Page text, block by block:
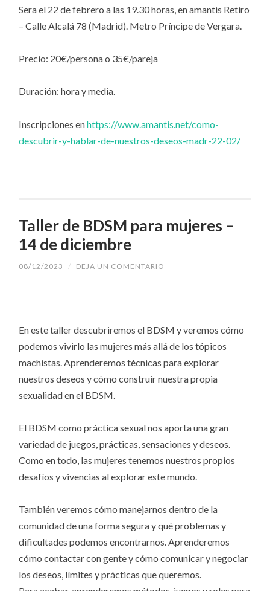
Sera el 22 de febrero a las 19.30 horas, en amantis Retiro
– Calle Alcalá 78 (Madrid). Metro Príncipe de Vergara.
Precio: 20€/persona o 35€/pareja
Duración: hora y media.
Inscripciones enhttps://www.amantis.net/como-
descubrir-y-hablar-de-nuestros-deseos-madr-22-02/
Taller de BDSM para mujeres –
14 de diciembre
08/12/2023 / DEJA UN COMENTARIO
En este taller descubriremos el BDSM y veremos cómo
podemos vivirlo las mujeres más allá de los tópicos
machistas. Aprenderemos técnicas para explorar
nuestros deseos y cómo construir nuestra propia
sexualidad en el BDSM.
El BDSM como práctica sexual nos aporta una gran
variedad de juegos, prácticas, sensaciones y deseos.
Como en todo, las mujeres tenemos nuestros propios
desafíos y vivencias al explorar este mundo.
También veremos cómo manejarnos dentro de la
comunidad de una forma segura y qué problemas y
dificultades podemos encontrarnos. Aprenderemos
cómo contactar con gente y cómo comunicar y negociar
los deseos, límites y prácticas que queremos.